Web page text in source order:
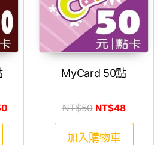
NT$3000。
目前價格：NT$2850。
MyCard 50點
NT$50 原始價格：
NT$48目前價
加入購物車